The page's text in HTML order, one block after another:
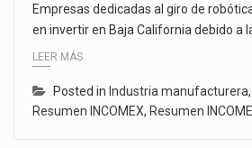
Empresas dedicadas al giro de
en invertir en Baja California debido a
LEER MÁS
Posted in Industria manufacturera,
Resumen INCOMEX, Resumen